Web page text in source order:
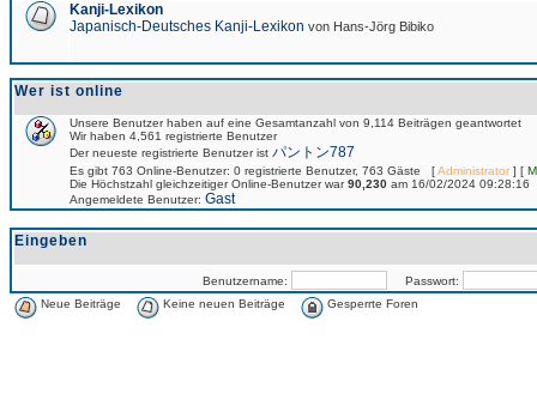
Kanji-Lexikon
Japanisch-Deutsches Kanji-Lexikon von Hans-Jörg Bibiko
Wer ist online
Unsere Benutzer haben auf eine Gesamtanzahl von 9,114 Beiträgen geantwortet
Wir haben 4,561 registrierte Benutzer
Der neueste registrierte Benutzer ist パントン787
Es gibt 763 Online-Benutzer: 0 registrierte Benutzer, 763 Gäste [Administrator] [
Die Höchstzahl gleichzeitiger Online-Benutzer war90,230 am 16/02/2024 09:28:16
Angemeldete Benutzer: Gast
Eingeben
Benutzername:
Passwort:
Neue Beiträge
Keine neuen Beiträge Gesperrte Foren